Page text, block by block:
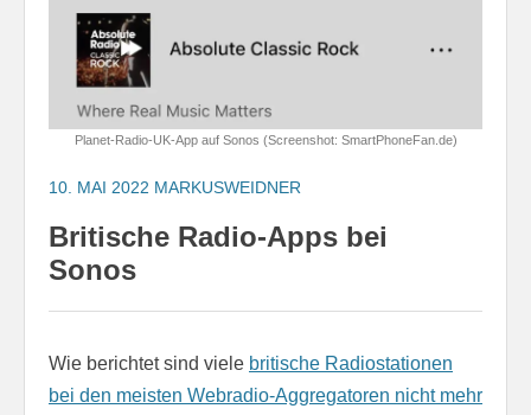
Planet-Radio-UK-App auf Sonos (Screenshot: SmartPhoneFan.de)
10. MAI 2022 MARKUSWEIDNER
Britische Radio-Apps bei
Sonos
Wie berichtet sind viele britische Radiostationen
bei den meisten Webradio-Aggregatoren nicht mehr